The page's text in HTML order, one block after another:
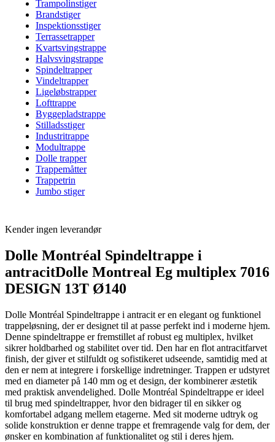
Trampolinstiger
Brandstiger
Inspektionsstiger
Terrassetrapper
Kvartsvingstrappe
Halvsvingstrappe
Spindeltrapper
Vindeltrapper
Ligeløbstrapper
Lofttrappe
Byggepladstrappe
Stilladsstiger
Industritrappe
Modultrappe
Dolle trapper
Trappemåtter
Trappetrin
Jumbo stiger
Kender ingen leverandør
Dolle Montréal Spindeltrappe i
antracitDolle Montreal Eg multiplex 7016
DESIGN 13T Ø140
Dolle Montréal Spindeltrappe i antracit er en elegant og funktionel
trappeløsning, der er designet til at passe perfekt ind i moderne hjem.
Denne spindeltrappe er fremstillet af robust eg multiplex, hvilket
sikrer holdbarhed og stabilitet over tid. Den har en flot antracitfarvet
finish, der giver et stilfuldt og sofistikeret udseende, samtidig med at
den er nem at integrere i forskellige indretninger. Trappen er udstyret
med en diameter på 140 mm og et design, der kombinerer æstetik
med praktisk anvendelighed. Dolle Montréal Spindeltrappe er ideel
til brug med spindeltrapper, hvor den bidrager til en sikker og
komfortabel adgang mellem etagerne. Med sit moderne udtryk og
solide konstruktion er denne trappe et fremragende valg for dem, der
ønsker en kombination af funktionalitet og stil i deres hjem.